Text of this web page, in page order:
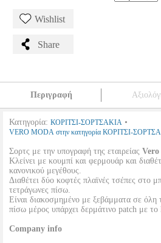
Wishlist
Share
Περιγραφή
Κατηγορία: ΚΟΡΙΤΣΙ-ΣΟΡΤΣΑΚΙΑ •
VERO MODA στην κατηγορία ΚΟΡΙΤΣΙ-
Σορτς με την υπογραφή της εταιρείας
Κλείνει με κουμπί και φερμουάρ και
κανονικού μεγέθους.
Διαθέτει δύο κοφτές πλαϊνές τσέπες στο
τετράγωνες πίσω.
Είναι διακοσμημένο με ξεβάμματα σε όλη
πίσω μέρος υπάρχει δερμάτινο patch με
Company info